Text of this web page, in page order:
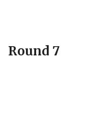
Round 7